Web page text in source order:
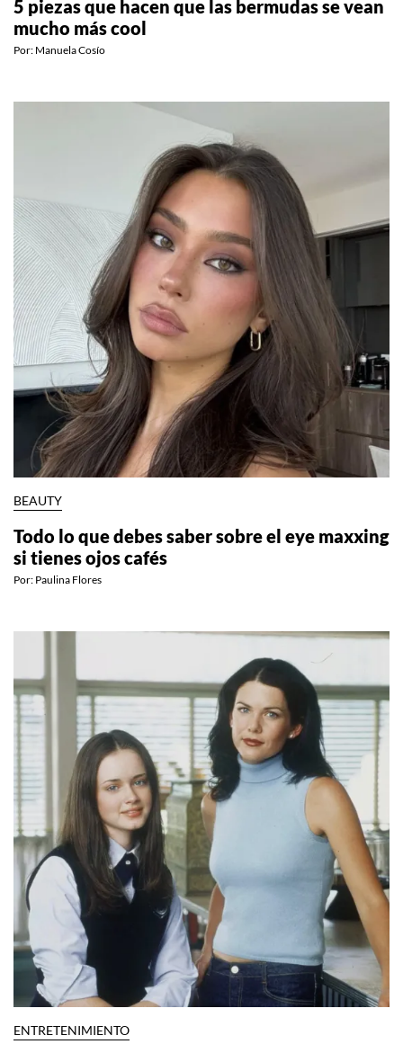
5 piezas que hacen que las bermudas se vean
mucho más cool
Por: Manuela Cosío
BEAUTY
Todo lo que debes saber sobre el eye maxxing
si tienes ojos cafés
Por: Paulina Flores
ENTRETENIMIENTO